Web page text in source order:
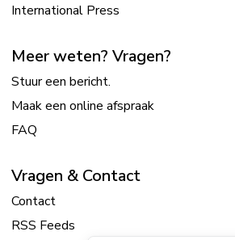
International Press
Meer weten? Vragen?
Stuur een bericht.
Maak een online afspraak
FAQ
Vragen & Contact
Contact
RSS Feeds